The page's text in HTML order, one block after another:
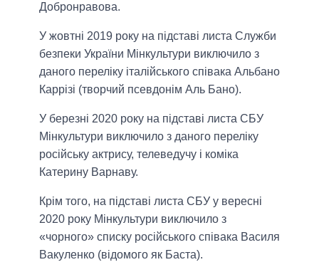
Добронравова.
У жовтні 2019 року на підставі листа Служби
безпеки України Мінкультури виключило з
даного переліку італійського співака Альбано
Каррізі (творчий псевдонім Аль Бано).
У березні 2020 року на підставі листа СБУ
Мінкультури виключило з даного переліку
російську актрису, телеведучу і коміка
Катерину Варнаву.
Крім того, на підставі листа СБУ у вересні
2020 року Мінкультури виключило з
«чорного» списку російського співака Василя
Вакуленко (відомого як Баста).